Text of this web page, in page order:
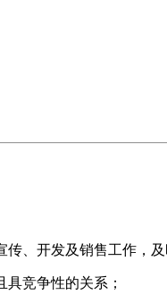
、开发及销售工作，
竞争性的关系；